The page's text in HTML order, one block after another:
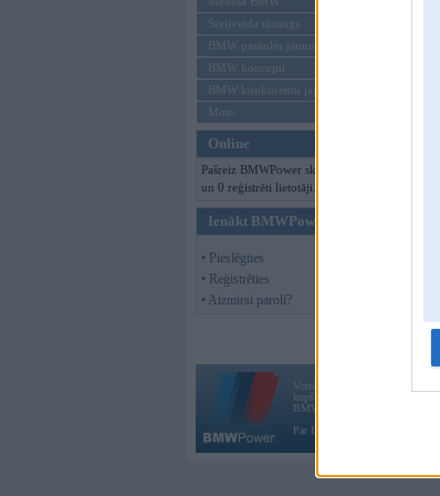
Sērijveida tūnings
BMW pasaules jaunumi
BMW koncepti
BMW konkurentu jaunumi
Moto
Online
Pašreiz BMWPower skatās 98 viesi
un 0 reģistrēti lietotāji.
Ienākt BMWPower
• Pieslēgties
• Reģistrēties
• Aizmirsi paroli?
Vortāls BMWPower.lv darbojas
kopš 2002. gada 14. maija. Tas
BMW AG.
Par BMWPower